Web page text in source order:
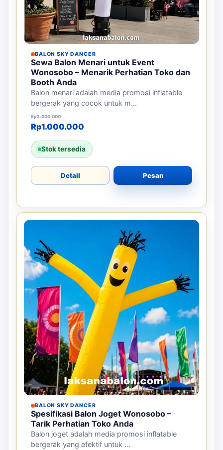
BALON SKY DANCER
Sewa Balon Menari untuk Event
Wonosobo – Menarik Perhatian Toko dan
Booth Anda
Balon menari adalah media promosi inflatable
bergerak yang cocok untuk m...
Rp2.000.000
Harga aslinya adalah: Rp2.000.000.
Rp1.000.000
Harga saat ini adalah: Rp1.000.000.
Stok tersedia
Detail Pesan
BALON SKY DANCER
Spesifikasi Balon Joget Wonosobo –
Tarik Perhatian Toko Anda
Balon joget adalah media promosi inflatable
bergerak yang efektif untuk ...